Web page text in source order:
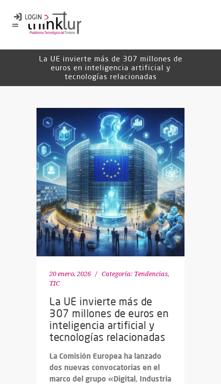
La UE invierte más de 307 millones de
euros en inteligencia artificial y
tecnologías relacionadas
20 enero, 2026 Categoría: Tendencias,
TIC
La UE invierte más de
307 millones de euros en
inteligencia artificial y
tecnologías relacionadas
La Comisión Europea ha lanzado
dos nuevas convocatorias en el
marco del grupo «Digital, Industria